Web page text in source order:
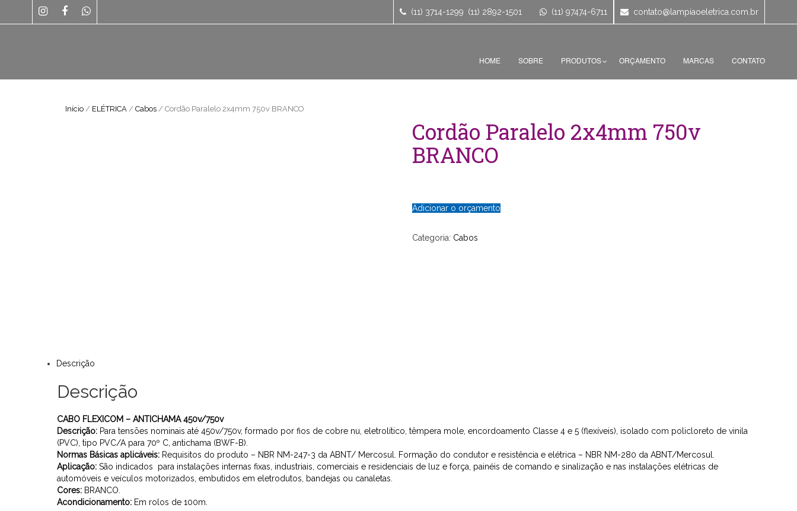
(11) 3714-1299 (11) 2892-1501 (11) 97474-6711 contato@lampiaoeletrica.com.br
HOME SOBRE PRODUTOS ORÇAMENTO MARCAS CONTATO
Início/ ELÉTRICA/ Cabos/ Cordão Paralelo 2x4mm 750v BRANCO
Cordão Paralelo 2x4mm 750v
BRANCO
Adicionar o orçamento
Categoria: Cabos
Descrição
Descrição
CABO FLEXICOM – ANTICHAMA 450v/750v
Descrição:Para tensões nominais até 450v/750v, formado por fios de cobre nu, eletrolítico, têmpera mole, encordoamento Classe 4 e 5 (flexíveis), isolado com policloreto de vinila
(PVC), tipo PVC/A para 70º C, antichama (BWF-B).
Normas Básicas aplicáveis:Requisitos do produto – NBR NM-247-3 da ABNT/ Mercosul. Formação do condutor e resistência e elétrica – NBR NM-280 da ABNT/Mercosul.
Aplicação:São indicados para instalações internas fixas, industriais, comerciais e residenciais de luz e força, painéis de comando e sinalização e nas instalações elétricas de
automóveis e veículos motorizados, embutidos em eletrodutos, bandejas ou canaletas.
Cores:BRANCO.
Acondicionamento:Em rolos de 100m.